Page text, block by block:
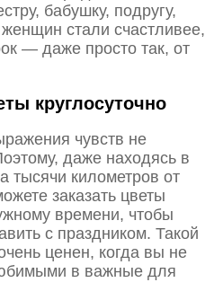
бабушку, подругу,
стали счастливее,
— даже просто так, от
круглосуточно
чувств не
даже находясь в
тысячи километров от
заказать цветы
времени, чтобы
с праздником. Такой
ценен, когда вы не
в важные для